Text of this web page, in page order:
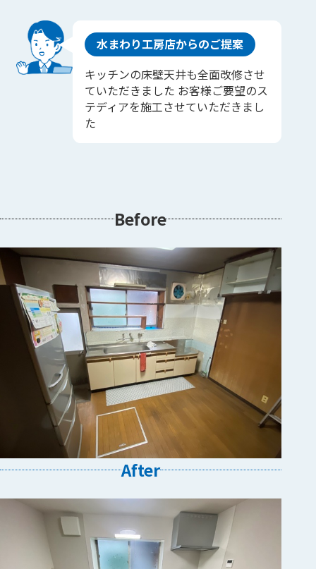
水まわり工房店からのご提案
キッチンの床壁天井も全面改修させ
ていただきました お客様ご要望のス
テディアを施工させていただきまし
た
Before
After